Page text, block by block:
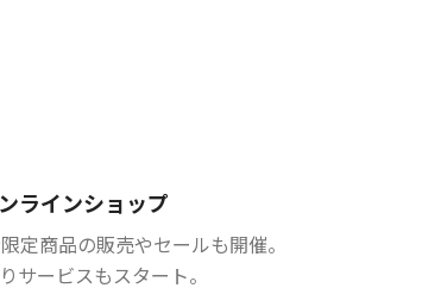
ラインショップ
定商品の販売やセールも開催。
サービスもスタート。